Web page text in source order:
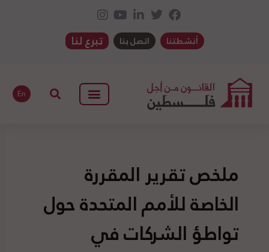
أنشطتنا اتصل بنا تبرع لنا
En
ملخص تقرير المقررة
الخاصة للأمم المتحدة حول
تواطؤ الشركات في